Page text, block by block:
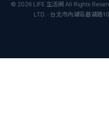
© 2026 LIFE 生活網 All Rights
LTD. · 台北市內湖區基湖路